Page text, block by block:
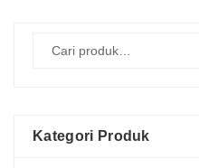
Kategori Produk